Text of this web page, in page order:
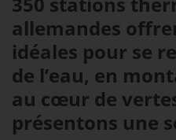
allemandes
idéales pour se
de l’eau, en
au cœur de
présentons une